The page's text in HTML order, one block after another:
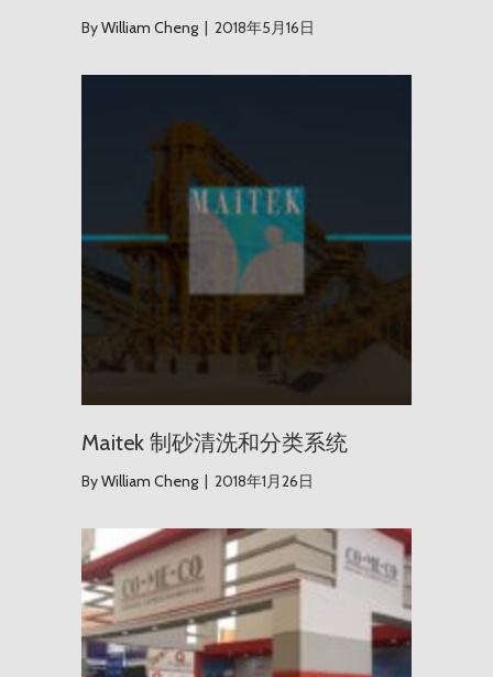
ByWilliam Cheng | 2018年5月16日
Maitek 制砂清洗和分类系统
ByWilliam Cheng | 2018年1月26日
秘鲁